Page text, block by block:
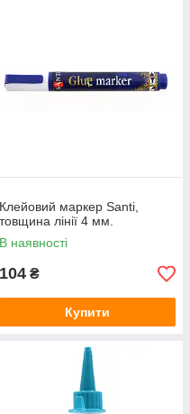
Клейовий маркер Santi,
товщина лінії 4 мм.
В наявності
104 ₴
Купити